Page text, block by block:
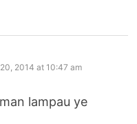
2014 at 10:47 am
lampau ye